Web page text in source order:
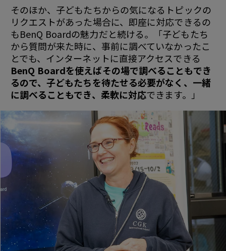
そのほか、子どもたちからの気になるトピックの
リクエストがあった場合に、即座に対応できるの
もBenQ Boardの魅力だと続ける。「子どもたち
から質問が来た時に、事前に調べていなかったこ
とでも、インターネットに直接アクセスできる
BenQ Boardを使えばその場で調べることもでき
るので、子どもたちを待たせる必要がなく、一緒
に調べることもでき、柔軟に対応できます。」